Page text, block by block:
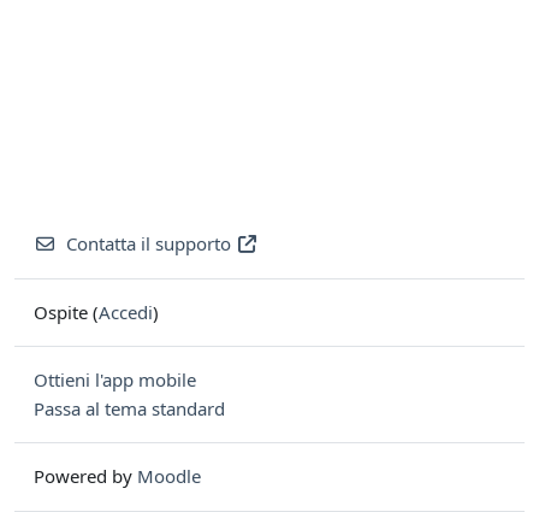
Contatta il supporto
Ospite (Accedi)
Ottieni l'app mobile
Passa al tema standard
Powered by Moodle